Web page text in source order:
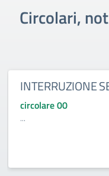
Circolari,
INTERRUZIONE
circolare 00
...